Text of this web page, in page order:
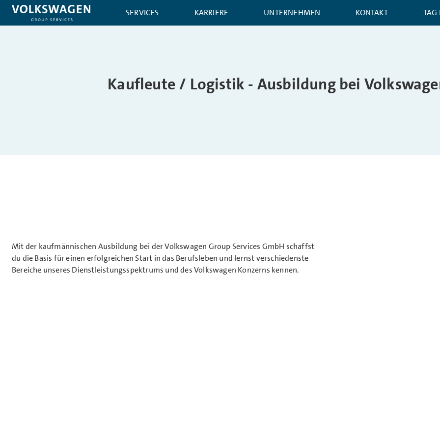
SERVICES KARRIERE UNTERNEHMEN KONTAKT TAG
Kaufleute / Logistik - Ausbildung bei
Mit der kaufmännischen Ausbildung bei der Volkswagen Group Services GmbH schaffst
du die Basis für einen erfolgreichen Start in das Berufsleben und lernst verschiedenste
Bereiche unseres Dienstleistungsspektrums und des Volkswagen Konzerns kennen.